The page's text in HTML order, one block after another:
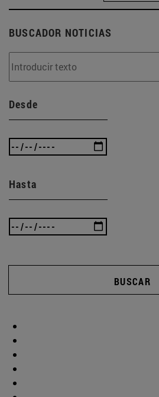
BUSCADOR NOTICIAS
Desde
Hasta
BUSCAR